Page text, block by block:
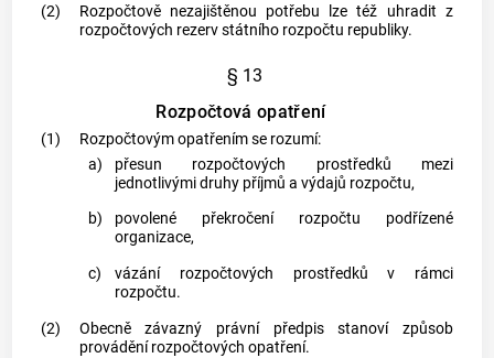
(2)
Rozpočtově nezajištěnou potřebu lze též uhradit z
rozpočtových rezerv státního rozpočtu republiky.
§ 13
Rozpočtová opatření
(1)
Rozpočtovým opatřením se rozumí:
a)
přesun rozpočtových prostředků mezi
jednotlivými druhy příjmů a výdajů rozpočtu,
b)
povolené překročení rozpočtu podřízené
organizace,
c)
vázání rozpočtových prostředků v rámci
rozpočtu.
(2)
Obecně závazný právní předpis stanoví způsob
provádění rozpočtových opatření.